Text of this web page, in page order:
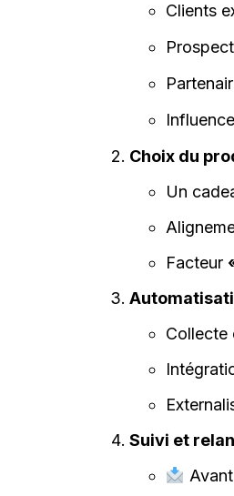
Clients
Choix du
Un
Facteur
Collecte
Suivi et